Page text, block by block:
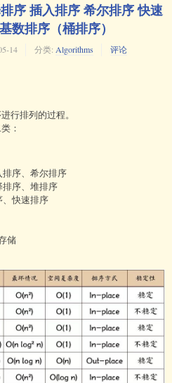
序 插入排序 希尔排序 快速
数排序（桶排序）
14 分类: Algorithms 评论
行排列的过程。
：
序、希尔排序
序、堆排序
快速排序
储